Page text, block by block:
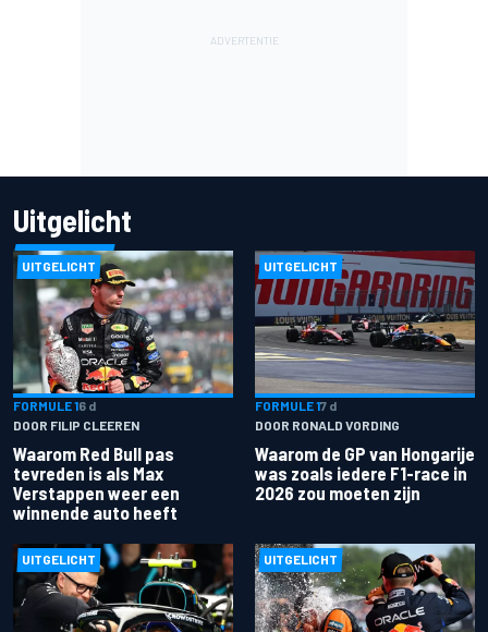
Uitgelicht
UITGELICHT
FORMULE 16 d
DOOR FILIP CLEEREN
Waarom Red Bull pas
tevreden is als Max
Verstappen weer een
winnende auto heeft
UITGELICHT
FORMULE 17 d
DOOR RONALD VORDING
Waarom de GP van Hongarije
was zoals iedere F1-race in
2026 zou moeten zijn
UITGELICHT UITGELICHT